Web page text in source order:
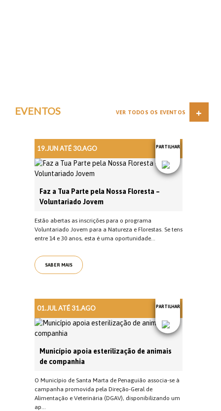
EVENTOS VER TODOS OS EVENTOS +
19.JUN ATÉ 30.AGO PARTILHAR
Faz a Tua Parte pela Nossa Floresta –
Voluntariado Jovem
Estão abertas as inscrições para o programa
Voluntariado Jovem para a Natureza e Florestas. Se tens
entre 14 e 30 anos, esta é uma oportunidade...
SABER MAIS
01.JUL ATÉ 31.AGO PARTILHAR
Município apoia esterilização de animais
de companhia
O Município de Santa Marta de Penaguião associa-se à
campanha promovida pela Direção-Geral de
Alimentação e Veterinária (DGAV), disponibilizando um
ap...